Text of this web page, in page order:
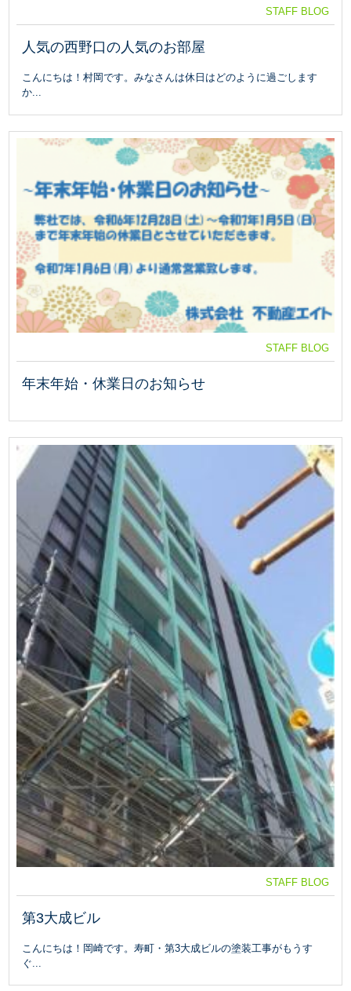
STAFF BLOG
人気の西野口の人気のお部屋
こんにちは！村岡です。みなさんは休日はどのように過ごします
か...
STAFF BLOG
年末年始・休業日のお知らせ
STAFF BLOG
第3大成ビル
こんにちは！岡崎です。寿町・第3大成ビルの塗装工事がもうす
ぐ...